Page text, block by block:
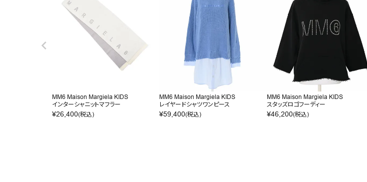
MM6 Maison Margiela KIDS
インターシャニットマフラー
¥26,400(税込)
MM6 Maison Margiela KIDS
レイヤードシャツワンピース
¥59,400(税込)
MM6 Maison Margiela KIDS
スタッズロゴフーディー
¥46,200(税込)